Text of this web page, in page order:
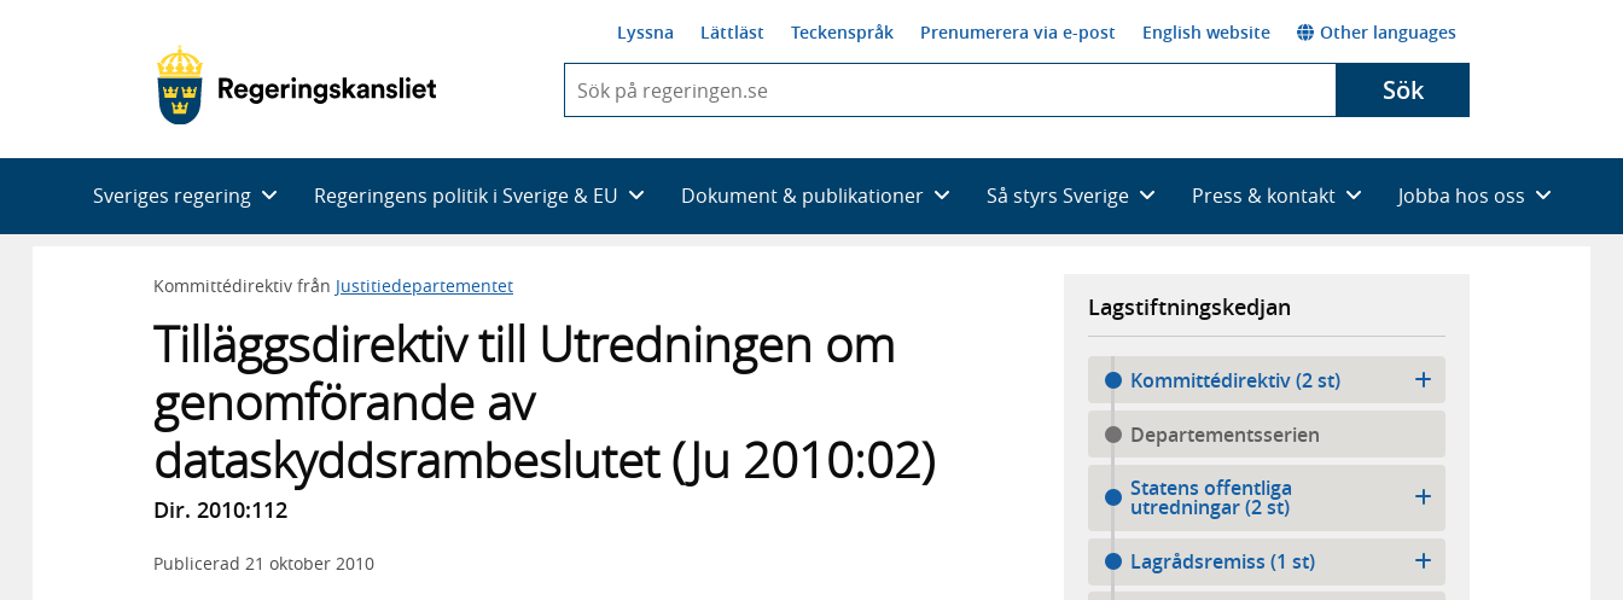
Lyssna Lättläst Teckenspråk Prenumerera via e-post English website Other languages
du
skriva
framträder
en
Sök
Sveriges regering Regeringens politik i Sverige & EU Dokument & publikationer Så styrs Sverige Press & kontakt Jobba hos oss
Kommittédirektiv från Justitiedepartementet
Tilläggsdirektiv till Utredningen om
genomförande av
dataskyddsrambeslutet (Ju 2010:02)
Dir. 2010:112
Publicerad 21 oktober 2010
Lagstiftningskedjan
Kommittédirektiv (2 st)
Departementsserien
Statens offentliga
utredningar (2 st)
Lagrådsremiss (1 st)